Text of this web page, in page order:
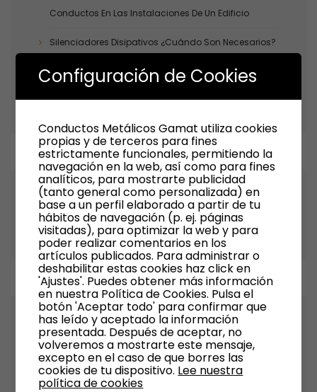
Conductos En Las Instalaciones De Un Edificio
Silenciadores Disipativos ¿cuándo Son Necesarios?
La Estanqueidad De Los Conductos: Un Factor Clave
En La Eficiencia Energética De Una Instalación
Recent Comments
Archives
Septiembre 2024
Configuración de Cookies
Conductos Metálicos Gamat utiliza cookies
propias y de terceros para fines
estrictamente funcionales, permitiendo la
navegación en la web, así como para fines
analíticos, para mostrarte publicidad
(tanto general como personalizada) en
base a un perfil elaborado a partir de tu
hábitos de navegación (p. ej. páginas
visitadas), para optimizar la web y para
poder realizar comentarios en los
artículos publicados. Para administrar o
deshabilitar estas cookies haz click en
'Ajustes'. Puedes obtener más información
en nuestra Política de Cookies. Pulsa el
botón 'Aceptar todo' para confirmar que
has leído y aceptado la información
presentada. Después de aceptar, no
volveremos a mostrarte este mensaje,
excepto en el caso de que borres las
cookies de tu dispositivo. Lee nuestra
política de cookies